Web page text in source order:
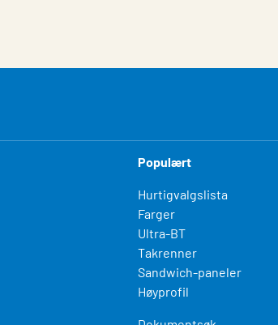
Populært
Hurtigvalgslista
Farger
Ultra-BT
Takrenner
Sandwich-paneler
Høyprofil